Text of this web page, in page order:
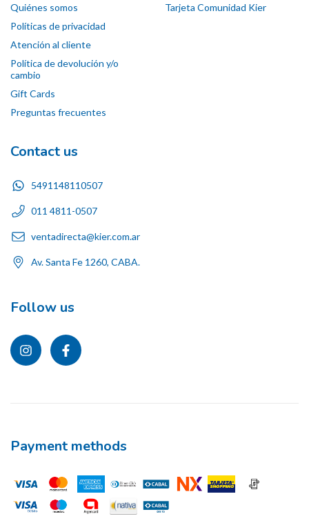
Quiénes somos
Políticas de privacidad
Atención al cliente
Política de devolución y/o
cambio
Gift Cards
Preguntas frecuentes
Tarjeta Comunidad Kier
Contact us
5491148110507
011 4811-0507
ventadirecta@kier.com.ar
Av. Santa Fe 1260, CABA.
Follow us
Payment methods